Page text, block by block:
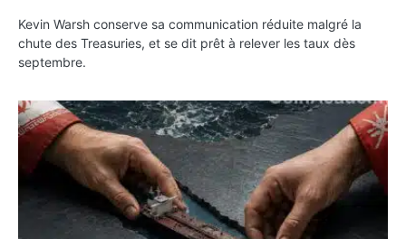
Kevin Warsh conserve sa communication réduite malgré la
chute des Treasuries, et se dit prêt à relever les taux dès
septembre.
Ormuz : l’Iran annonce un accord avec Oman sur une